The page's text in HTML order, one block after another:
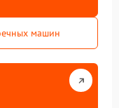
машин